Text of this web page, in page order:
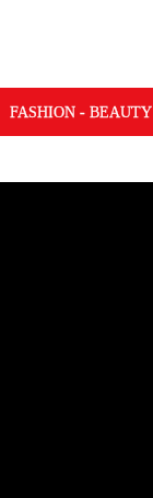
FASHION - BEAUTY